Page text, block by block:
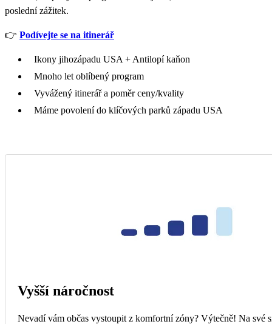
poslední zážitek.
👉 Podívejte se na itinerář
Ikony jihozápadu USA + Antilopí kaňon
Mnoho let oblíbený program
Vyvážený itinerář a poměr ceny/kvality
Máme povolení do klíčových parků západu USA
Vyšší náročnost
Nevadí vám občas vystoupit z komfortní zóny? Výtečně! Na své